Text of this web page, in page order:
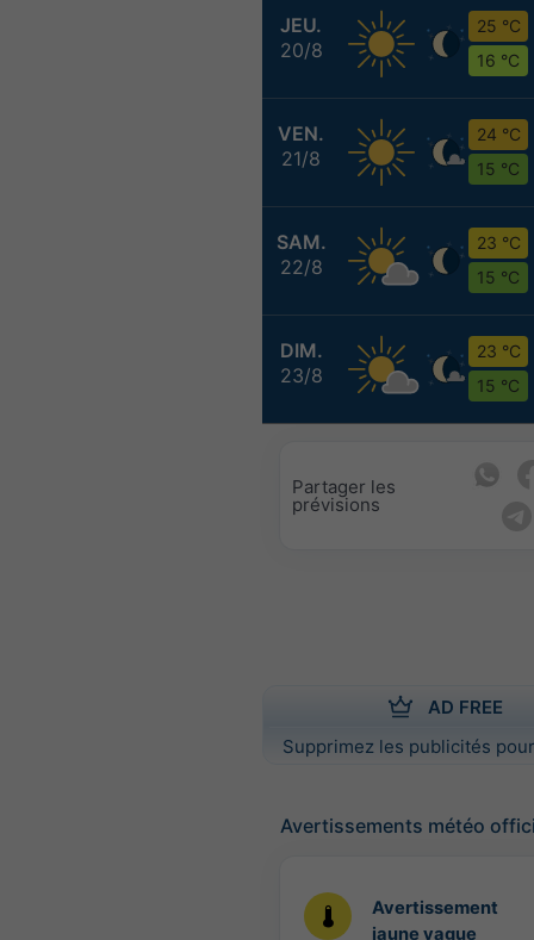
JEU.
20/8
25 °C
16 °C
VEN.
21/8
24 °C
15 °C
SAM.
22/8
23 °C
15 °C
DIM.
23/8
23 °C
15 °C
Partager les
prévisions
AD FREE
Supprimez les publicités
Avertissements météo
Avertissement
jaune vague